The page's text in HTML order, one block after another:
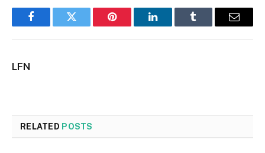
FacebookTwitter Pinterest LinkedInTumblr Email
LFN
RELATED POSTS